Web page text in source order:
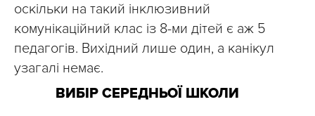
оскільки на такий інклюзивний
комунікаційний клас із 8-ми дітей є аж 5
педагогів. Вихідний лише один, а канікул
узагалі немає.
ВИБІР СЕРЕДНЬОЇ ШКОЛИ